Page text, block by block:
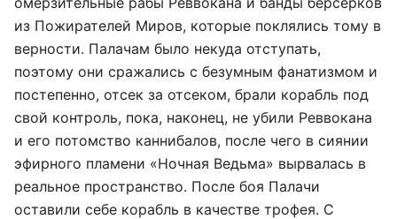
из Пожирателей Миров, которые поклялись тому в
верности. Палачам было некуда отступать,
поэтому они сражались с безумным фанатизмом и
постепенно, отсек за отсеком, брали корабль под
свой контроль, пока, наконец, не убили Реввокана
и его потомство каннибалов, после чего в сиянии
эфирного пламени «Ночная Ведьма» вырвалась в
реальное пространство. После боя Палачи
оставили себе корабль в качестве трофея. С